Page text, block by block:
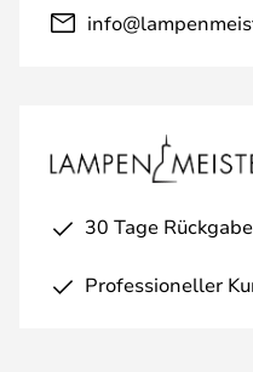
30 Tage
Professioneller